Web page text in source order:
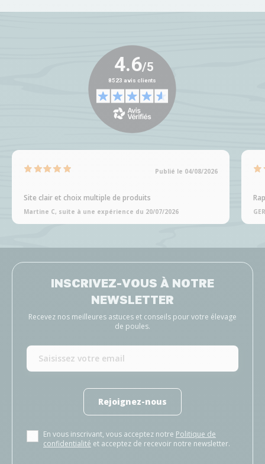
Publié le 04/08/2026
Site clair et choix multiple de produits
Martine C, suite à une expérience du 20/07/2026
INSCRIVEZ-VOUS À NOTRE
NEWSLETTER
Recevez nos meilleures astuces et conseils pour votre élevage
de poules.
Rejoignez-nous
En vous inscrivant, vous acceptez notre Politique de
confidentialité et acceptez de recevoir notre newsletter.